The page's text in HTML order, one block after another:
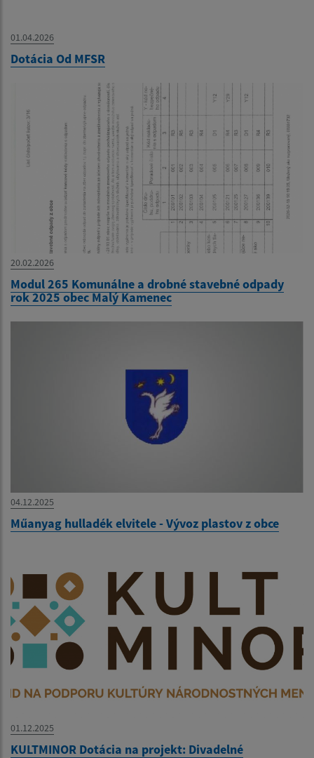
01.04.2026
Dotácia Od MFSR
20.02.2026
Modul 265 Komunálne a drobné stavebné odpady
rok 2025 obec Malý Kamenec
04.12.2025
Műanyag hulladék elvitele - Vývoz plastov z obce
01.12.2025
KULTMINOR Dotácia na projekt: Divadelné